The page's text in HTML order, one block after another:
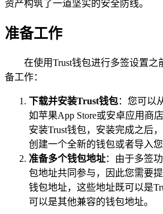
资产构筑了一道坚实的安全防线。
准备工作
在使用Trust钱包进行多签设置之
备工作：
下载并安装Trust钱包：您可以
如苹果App Store或安卓应用商
安装Trust钱包，安装完成之后
创建一个全新的钱包或者导入您
准备多个钱包地址：由于多签
包地址共同参与，因此您需要
钱包地址，这些地址既可以是
可以是其他兼容的钱包地址。